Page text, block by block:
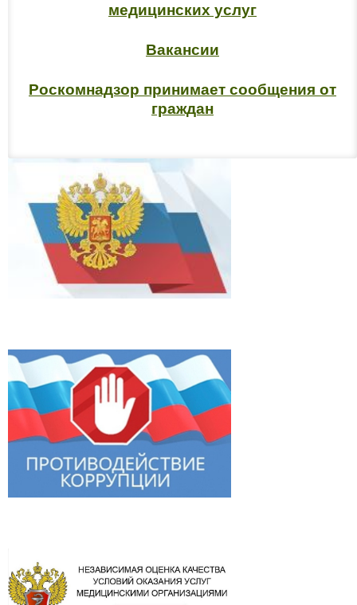
медицинских услуг
Вакансии
Роскомнадзор принимает сообщения от
граждан